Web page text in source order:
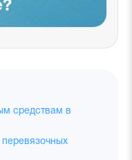
средствам в